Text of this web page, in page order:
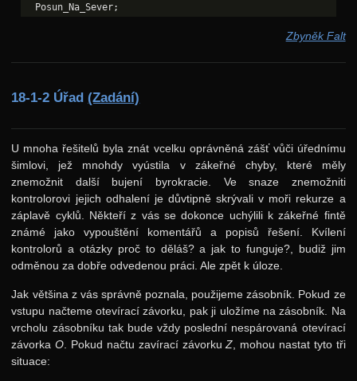
Zbyněk Falt
18-1-2 Úřad(Zadání)
U mnoha řešitelů byla znát vcelku oprávněná zášť vůči úřednímu
šimlovi, jež mnohdy vyústila v zákeřné chyby, které měly
znemožnit další bujení byrokracie. Ve snaze znemožniti
kontrolorovi jejich odhalení je důvtipně skrývali v moři rekurze a
záplavě cyklů. Někteří z vás se dokonce uchýlili k zákeřné fintě
známé jako vypouštění komentářů a popisů řešení. Kvílení
kontrolorů a otázky proč to děláš? a jak to funguje?, budiž jim
odměnou za dobře odvedenou práci. Ale zpět k úloze.
Jak většina z vás správně poznala, použijeme zásobník. Pokud ze
vstupu načteme otevírací závorku, pak ji uložíme na zásobník. Na
vrcholu zásobníku tak bude vždy poslední nespárovaná otevírací
závorkaO . Pokud načtu zavírací závorkuZ , mohou nastat tyto tři
situace:
Kuchařky
Grafy
Halda a cesty
Hledání v textu
17. ročník: 04/05
16. ročník: 03/04
15. ročník: 02/03
14. ročník: 01/02
12. ročník: 99/00
11. ročník: 98/99
10. ročník: 97/98